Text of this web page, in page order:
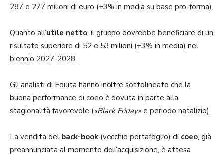
287 e 277 milioni di euro (+3% in media su base pro-forma).
Quanto all’utile netto, il gruppo dovrebbe beneficiare di un
risultato superiore di 52 e 53 milioni (+3% in media) nel
biennio 2027-2028.
Gli analisti di Equita hanno inoltre sottolineato che la
buona performance di coeo è dovuta in parte alla
stagionalità favorevole («Black Friday» e periodo natalizio).
La vendita del back-book (vecchio portafoglio) di coeo, già
preannunciata al momento dell’acquisizione, è attesa